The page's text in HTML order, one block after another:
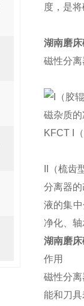
度，是
湖南磨床
磁性分
I（胶
磁杂质
KFCT I
II（梳
分离器
液的集
净化、
湖南磨床
作用
磁性分
能和刀